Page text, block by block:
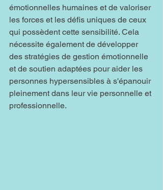
émotionnelles humaines et de valoriser
les forces et les défis uniques de ceux
qui possèdent cette sensibilité. Cela
nécessite également de développer
des stratégies de gestion émotionnelle
et de soutien adaptées pour aider les
personnes hypersensibles à s'épanouir
pleinement dans leur vie personnelle et
professionnelle.